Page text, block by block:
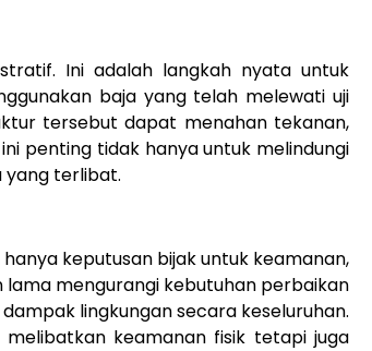
Ini adalah langkah nyata untuk
baja yang telah melewati uji
tersebut dapat menahan tekanan,
penting tidak hanya untuk melindungi
yang terlibat.
keputusan bijak untuk keamanan,
mengurangi kebutuhan perbaikan
lingkungan secara keseluruhan.
keamanan fisik tetapi juga